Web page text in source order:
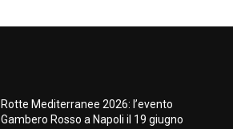
Rotte Mediterranee 2026: l’evento
Gambero Rosso a Napoli il 19 giugno